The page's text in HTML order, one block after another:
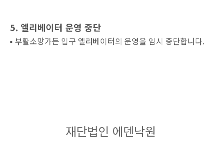
5. 엘리베이터 운영 중단
▪︎ 부활소망가든 입구 엘리베이터의 운영을 임시 중단합니다.
재단법인 에덴낙원